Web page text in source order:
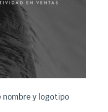
nombre y logotipo